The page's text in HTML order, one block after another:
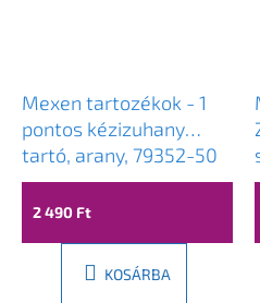
Mexen tartozékok - 1
pontos kézizuhany
tartó, arany, 79352-50
2 490 Ft
KOSÁRBA